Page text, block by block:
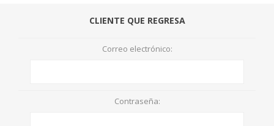
CLIENTE QUE REGRESA
Correo electrónico:
Contraseña: